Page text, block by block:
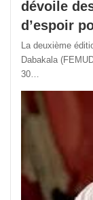
dévoile
d’espoir
La deuxième
Dabakala
30…